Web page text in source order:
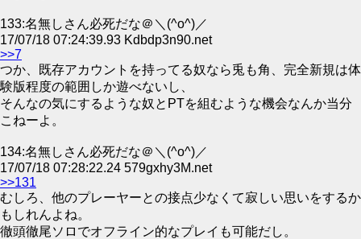
133:名無しさん必死だな＠＼(^o^)／
17/07/18 07:24:39.93 Kdbdp3n90.net
>>7
つか、既存アカウントを持ってる奴なら兎も角、完全新規は体
験版程度の範囲しか遊べないし、
そんなの気にするような奴とPTを組むような機会なんか当分
こねーよ。
134:名無しさん必死だな＠＼(^o^)／
17/07/18 07:28:22.24 579gxhy3M.net
>>131
むしろ、他のプレーヤーとの接点少なくて寂しい思いをするか
もしれんよね。
徹頭徹尾ソロでオフライン的なプレイも可能だし。